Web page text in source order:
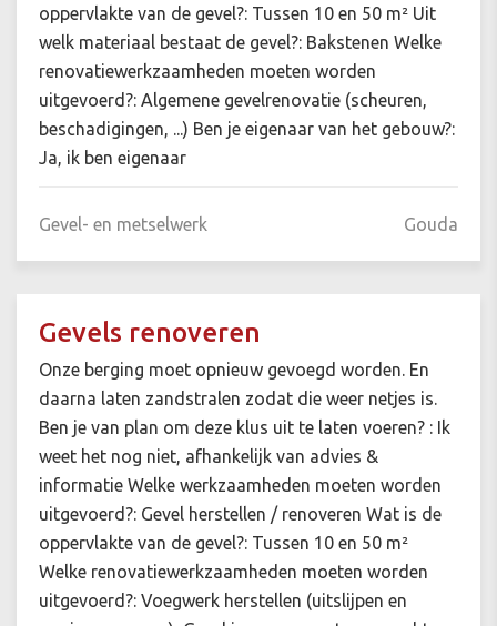
oppervlakte van de gevel?: Tussen 10 en 50 m² Uit
welk materiaal bestaat de gevel?: Bakstenen Welke
renovatiewerkzaamheden moeten worden
uitgevoerd?: Algemene gevelrenovatie (scheuren,
beschadigingen, ...) Ben je eigenaar van het gebouw?:
Ja, ik ben eigenaar
Gevel- en metselwerk Gouda
Gevels renoveren
Onze berging moet opnieuw gevoegd worden. En
daarna laten zandstralen zodat die weer netjes is.
Ben je van plan om deze klus uit te laten voeren? : Ik
weet het nog niet, afhankelijk van advies &
informatie Welke werkzaamheden moeten worden
uitgevoerd?: Gevel herstellen / renoveren Wat is de
oppervlakte van de gevel?: Tussen 10 en 50 m²
Welke renovatiewerkzaamheden moeten worden
uitgevoerd?: Voegwerk herstellen (uitslijpen en